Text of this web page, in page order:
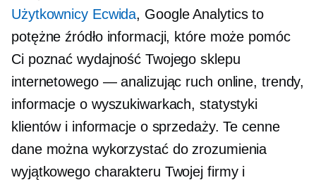
Użytkownicy Ecwida, Google Analytics to
potężne źródło informacji, które może pomóc
Ci poznać wydajność Twojego sklepu
internetowego — analizując ruch online, trendy,
informacje o wyszukiwarkach, statystyki
klientów i informacje o sprzedaży. Te cenne
dane można wykorzystać do zrozumienia
wyjątkowego charakteru Twojej firmy i